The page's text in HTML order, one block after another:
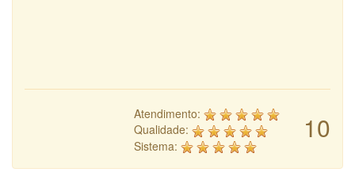
10
Atendimento:
Qualidade:
Sistema: